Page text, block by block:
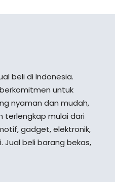
beli di Indonesia.
berkomitmen untuk
nyaman dan mudah,
terlengkap mulai dari
gadget, elektronik,
Jual beli barang bekas,